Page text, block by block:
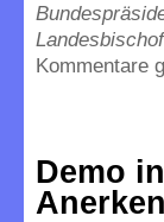
Kommentare
Demo